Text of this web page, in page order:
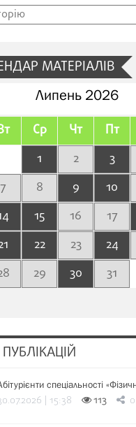
МАТЕРІАЛІВ
Липень 2026
Ср Чт Пт
1 2 3
7 8 9 10
15 16 17
22 23 24
29 30 31
спеціальності
| 15:38 113 0